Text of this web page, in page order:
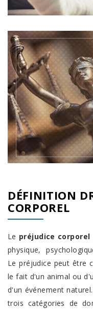
DÉFINITION
CORPOREL
Le préjudice corporel
physique,
Le préjudice peut être
le fait d'un animal ou
d'un événement
trois catégories de